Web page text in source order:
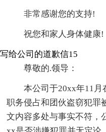
非常感谢您的支持!
祝您和家人身体健康!
写给公司的道歉信15
尊敬的.领导：
本公司于20xx年11
职务侵占和团伙盗窃犯罪
文内容多处与事实不符，